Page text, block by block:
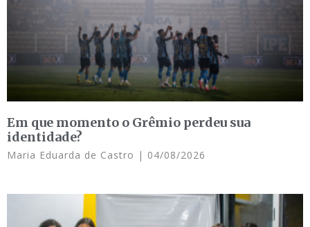
Em que momento o Grêmio perdeu sua
identidade?
Maria Eduarda de Castro 04/08/2026